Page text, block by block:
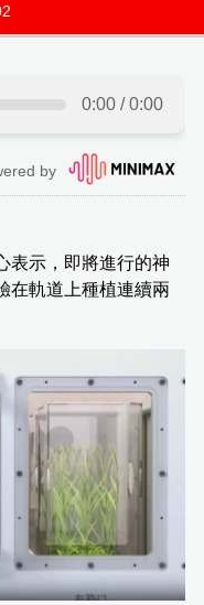
表示，即將進行的神
在軌道上種植連續兩